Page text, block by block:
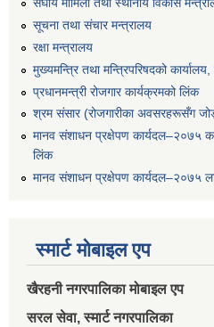
संघीय मामिला तथा स्थानीय विकास
सूचना तथा संचार मन्त्रालय
रक्षा मन्त्रालय
मुख्यमन्त्रि तथा मन्त्रिपरिषदको
प्रधानमन्त्री रोजगार कार्यक्रमको लिंक
श्रम संसार (रोजगारीका अवसरहरूसँग
मानव संशाधन प्रक्षेपण कार्यदल–२०७५
लिंक
मानव संशाधन प्रक्षेपण कार्यदल–२०७५
स्मार्ट मोबाइल एप
खैरहनी नगरपालिका मोबाइल एप
सरल सेवा, स्मार्ट नगरपालिका